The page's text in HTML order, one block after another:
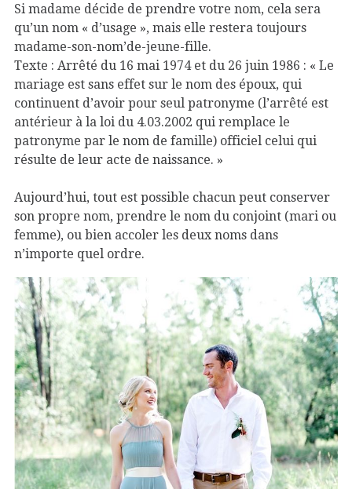
Si madame décide de prendre votre nom, cela sera
qu’un nom « d’usage », mais elle restera toujours
madame-son-nom’de-jeune-fille.
Texte : Arrêté du 16 mai 1974 et du 26 juin 1986 : « Le
mariage est sans effet sur le nom des époux, qui
continuent d’avoir pour seul patronyme (l’arrêté est
antérieur à la loi du 4.03.2002 qui remplace le
patronyme par le nom de famille) officiel celui qui
résulte de leur acte de naissance. »
Aujourd’hui, tout est possible chacun peut conserver
son propre nom, prendre le nom du conjoint (mari ou
femme), ou bien accoler les deux noms dans
n’importe quel ordre.